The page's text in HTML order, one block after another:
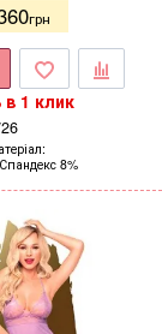
грн
в 1 клик
8%